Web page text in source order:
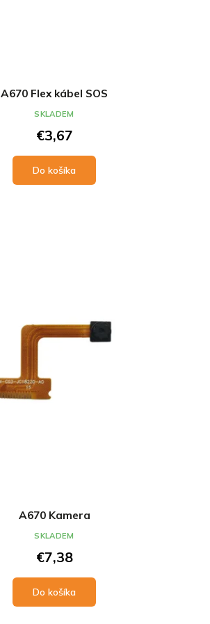
A670 Flex kábel SOS
€3,67
Do košíka
SKLADEM
A670 Kamera
€7,38
Do košíka
SKLADEM